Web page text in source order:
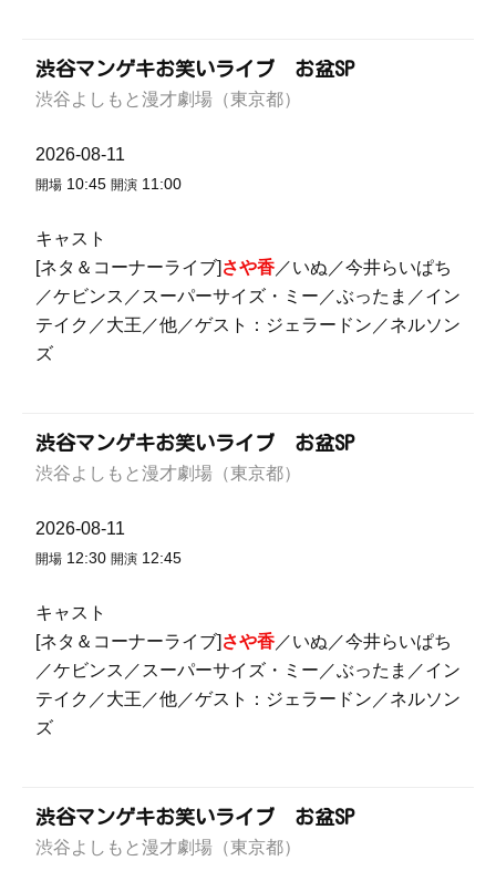
渋谷マンゲキお笑いライブ お盆SP
渋谷よしもと漫才劇場（東京都）
2026-08-11
開場 10:45 開演 11:00
キャスト
[ネタ＆コーナーライブ] さや香 ／いぬ／今井らいぱち
／ケビンス／スーパーサイズ・ミー／ぶったま／イン
テイク／大王／他／ゲスト：ジェラードン／ネルソン
ズ
渋谷マンゲキお笑いライブ お盆SP
渋谷よしもと漫才劇場（東京都）
2026-08-11
開場 12:30 開演 12:45
キャスト
[ネタ＆コーナーライブ] さや香 ／いぬ／今井らいぱち
／ケビンス／スーパーサイズ・ミー／ぶったま／イン
テイク／大王／他／ゲスト：ジェラードン／ネルソン
ズ
渋谷マンゲキお笑いライブ お盆SP
渋谷よしもと漫才劇場（東京都）